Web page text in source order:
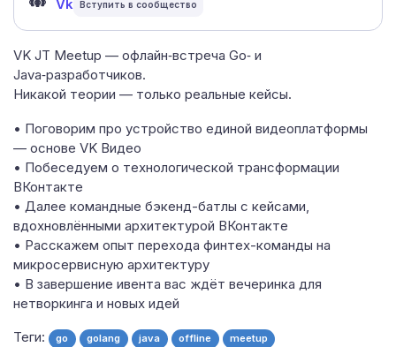
VK JT Meetup — офлайн‑встреча Go‑ и
Java‑разработчиков.
Никакой теории — только реальные кейсы.
• Поговорим про устройство единой видеоплатформы
— основе VK Видео
• Побеседуем о технологической трансформации
ВКонтакте
• Далее командные бэкенд-батлы с кейсами,
вдохновлёнными архитектурой ВКонтакте
• Расскажем опыт перехода финтех-команды на
микросервисную архитектуру
• В завершение ивента вас ждёт вечеринка для
нетворкинга и новых идей
Теги: go golang java offline meetup
Vk